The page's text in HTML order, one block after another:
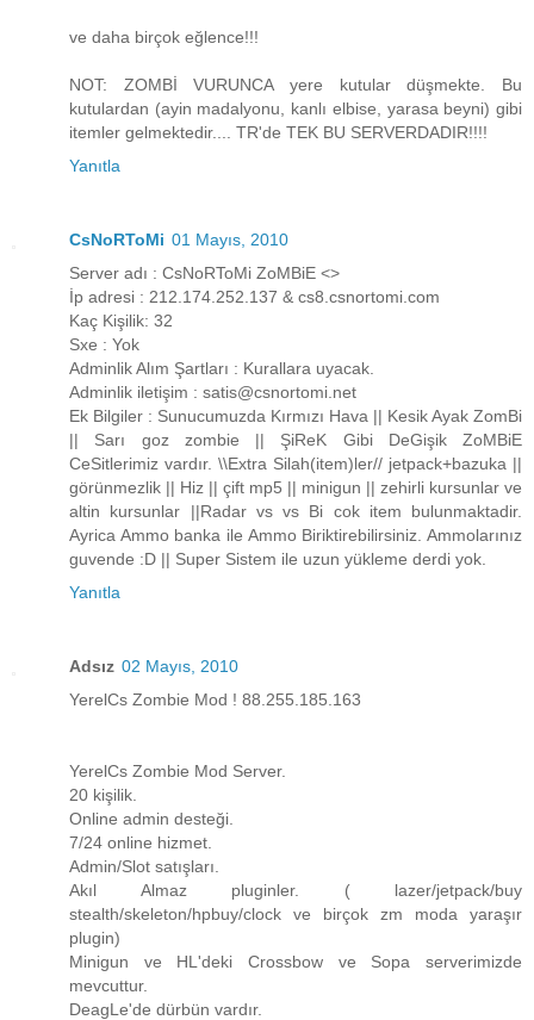
ve daha birçok eğlence!!!
NOT: ZOMBİ VURUNCA yere kutular düşmekte. Bu
kutulardan (ayin madalyonu, kanlı elbise, yarasa beyni) gibi
itemler gelmektedir.... TR'de TEK BU SERVERDADIR!!!!
Yanıtla
CsNoRToMi 01 Mayıs, 2010
Server adı : CsNoRToMi ZoMBiE <>
İp adresi : 212.174.252.137 & cs8.csnortomi.com
Kaç Kişilik: 32
Sxe : Yok
Adminlik Alım Şartları : Kurallara uyacak.
Adminlik iletişim : satis@csnortomi.net
Ek Bilgiler : Sunucumuzda Kırmızı Hava || Kesik Ayak ZomBi
|| Sarı goz zombie || ŞiReK Gibi DeGişik ZoMBiE
CeSitlerimiz vardır. \\Extra Silah(item)ler// jetpack+bazuka ||
görünmezlik || Hiz || çift mp5 || minigun || zehirli kursunlar ve
altin kursunlar ||Radar vs vs Bi cok item bulunmaktadir.
Ayrica Ammo banka ile Ammo Biriktirebilirsiniz. Ammolarınız
guvende :D || Super Sistem ile uzun yükleme derdi yok.
Yanıtla
Adsız 02 Mayıs, 2010
YerelCs Zombie Mod ! 88.255.185.163
YerelCs Zombie Mod Server.
20 kişilik.
Online admin desteği.
7/24 online hizmet.
Admin/Slot satışları.
Akıl Almaz pluginler. ( lazer/jetpack/buy
stealth/skeleton/hpbuy/clock ve birçok zm moda yaraşır
plugin)
Minigun ve HL'deki Crossbow ve Sopa serverimizde
mevcuttur.
DeagLe'de dürbün vardır.